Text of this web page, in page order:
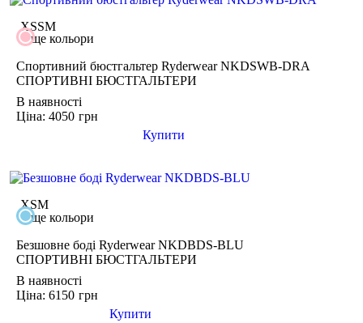
Внутрішній шов штанин: 10,5 см
Склад: 88% нейлон, 12% еластан
Рекомендовано для тренувань.
минуло менше двох тижнів з моменту придбання товару
є касовий або товарний чек
XSSM
ще кольори
Спортивний бюстгальтер Ryderwear NKDSWB-DRA
СПОРТИВНІ БЮСТГАЛЬТЕРИ
В наявності
грн
Ціна: 4050
Купити
XSM
ще кольори
Безшовне боді Ryderwear NKDBDS-BLU
СПОРТИВНІ БЮСТГАЛЬТЕРИ
В наявності
грн
Ціна: 6150
Купити